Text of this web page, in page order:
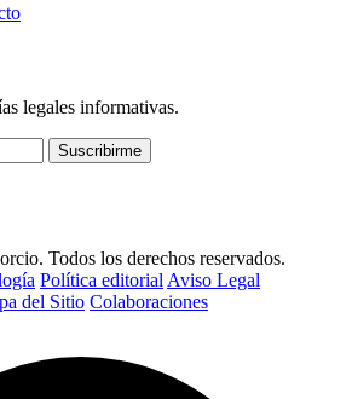
legales informativas.
Suscribirme
Todos los derechos reservados.
Política editorial Aviso Legal
del Sitio Colaboraciones